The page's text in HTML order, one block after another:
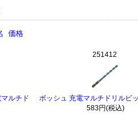
価格
ルチド
251412
ボッシュ 充電マルチドリルビ
583円(税込)